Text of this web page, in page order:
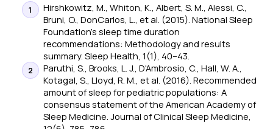
Hirshkowitz, M., Whiton, K., Albert, S. M., Alessi, C.,
Bruni, O., DonCarlos, L., et al. (2015). National Sleep
Foundation's sleep time duration
recommendations: Methodology and results
summary.Sleep Health , 1(1), 40–43.
Paruthi, S., Brooks, L. J., D'Ambrosio, C., Hall, W. A.,
Kotagal, S., Lloyd, R. M., et al. (2016). Recommended
amount of sleep for pediatric populations: A
consensus statement of the American Academy of
Sleep Medicine.Journal of Clinical Sleep Medicine